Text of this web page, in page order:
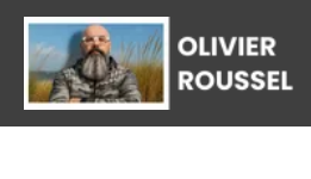
Aller
contenu